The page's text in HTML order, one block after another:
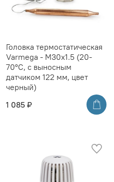
Головка термостатическая
Varmega - M30x1.5 (20-
70°C, с выносным
датчиком 122 мм, цвет
черный)
1 085 ₽